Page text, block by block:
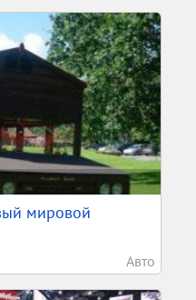
мировой
Авто